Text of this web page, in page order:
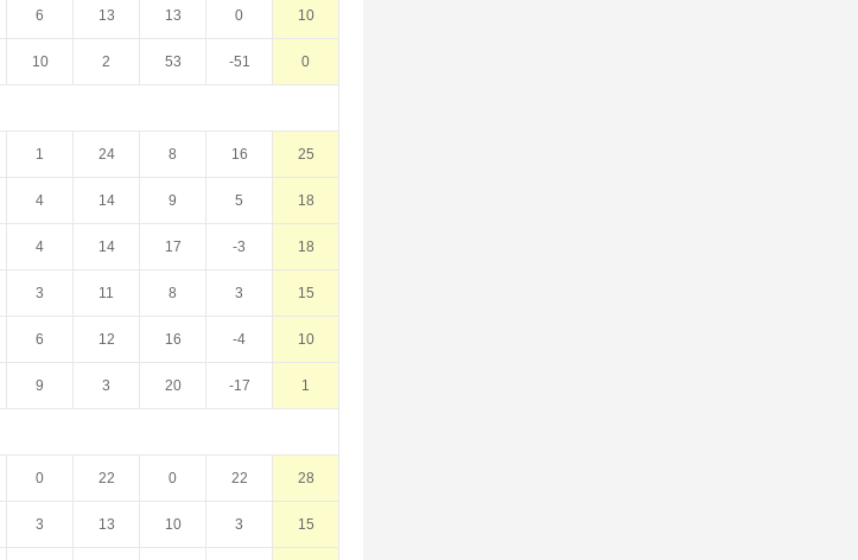
6 13 13 0 10
10 2 53 -51 0
1 24 8 16 25
4 14 9 5 18
4 14 17 -3 18
3 11 8 3 15
6 12 16 -4 10
9 3 20 -17 1
0 22 0 22 28
3 13 10 3 15